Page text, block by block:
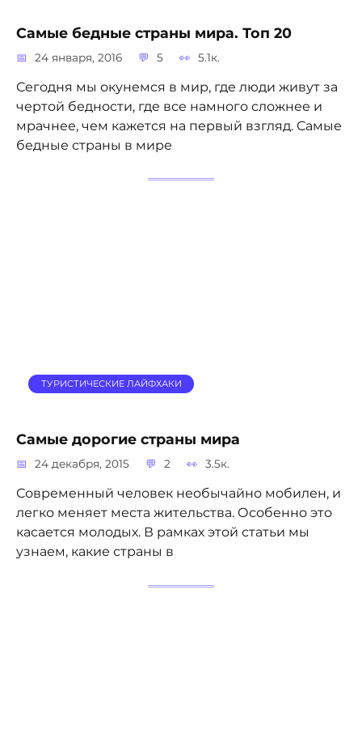
Самые бедные страны мира. Топ 20
24 января, 2016 5 5.1к.
Сегодня мы окунемся в мир, где люди живут за
чертой бедности, где все намного сложнее и
мрачнее, чем кажется на первый взгляд. Самые
бедные страны в мире
ТУРИСТИЧЕСКИЕ ЛАЙФХАКИ
Самые дорогие страны мира
24 декабря, 2015 2 3.5к.
Современный человек необычайно мобилен, и
легко меняет места жительства. Особенно это
касается молодых. В рамках этой статьи мы
узнаем, какие страны в